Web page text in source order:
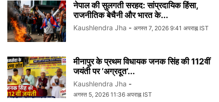
नेपाल की सुलगती सरहद: सांप्रदायिक हिंसा,
राजनीतिक बेचैनी और भारत के...
Kaushlendra Jha - अगस्त 7, 2026 9:41 अपराह्न IST
मीनापुर के प्रथम विधायक जनक सिंह की 112वीं
जयंती पर ‘अग्रदूत’...
Kaushlendra Jha -
अगस्त 5, 2026 11:36 अपराह्न IST